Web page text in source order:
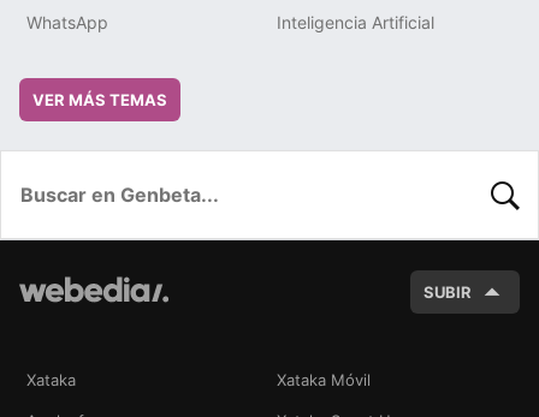
WhatsApp Inteligencia Artificial
VER MÁS TEMAS
SUBIR
Xataka Xataka Móvil